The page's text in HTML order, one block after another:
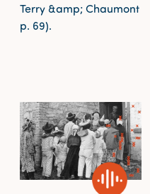
Terry &amp; Chaumont
p. 69).